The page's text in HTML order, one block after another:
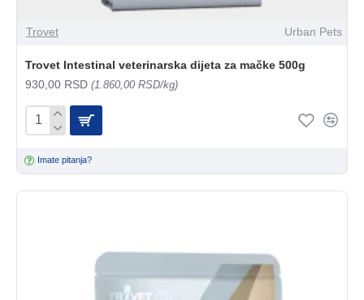
Trovet Urban Pets
Trovet Intestinal veterinarska dijeta za mačke 500g
930,00 RSD (1.860,00 RSD/kg)
Imate pitanja?